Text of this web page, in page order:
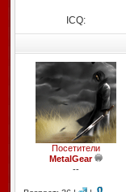
ICQ:
Посетители
MetalGear
--